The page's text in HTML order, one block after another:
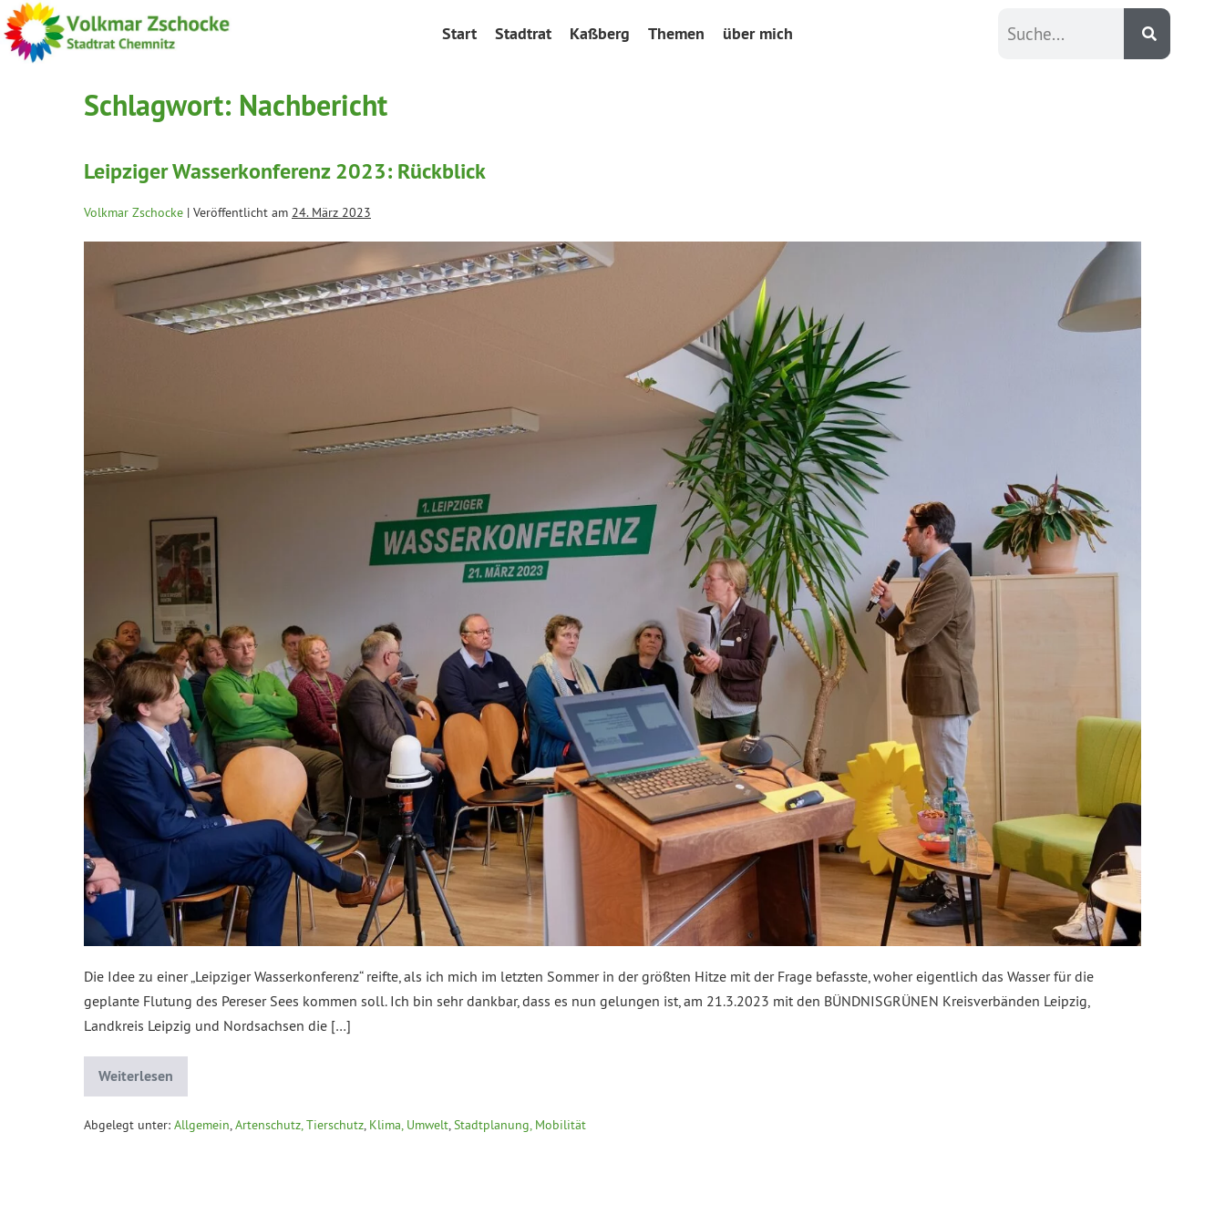
Start Stadtrat Kaßberg Themen über mich
Schlagwort: Nachbericht
Leipziger Wasserkonferenz 2023: Rückblick
Volkmar Zschocke | Veröffentlicht am 24. März 2023
Die Idee zu einer „Leipziger Wasserkonferenz“ reifte, als ich mich im letzten Sommer in der größten Hitze mit der Frage befasste, woher eigentlich das Wasser für die
geplante Flutung des Pereser Sees kommen soll. Ich bin sehr dankbar, dass es nun gelungen ist, am 21.3.2023 mit den BÜNDNISGRÜNEN Kreisverbänden Leipzig,
Landkreis Leipzig und Nordsachsen die […]
Weiterlesen
Abgelegt unter: Allgemein,Artenschutz, Tierschutz, Klima, Umwelt,Stadtplanung, Mobilität